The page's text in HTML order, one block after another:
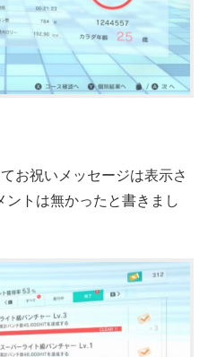
お祝いメッセージは表示さ
ントは無かったと書きまし